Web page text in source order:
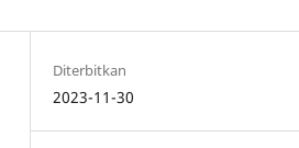
Diterbitkan
2023-11-30